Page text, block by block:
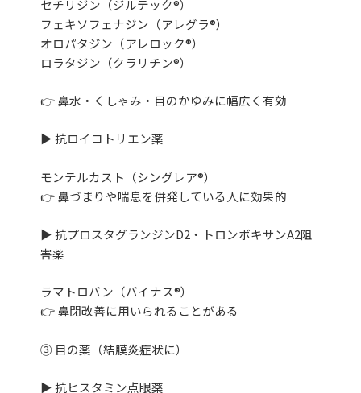
セチリジン（ジルテック®）
フェキソフェナジン（アレグラ®）
オロパタジン（アレロック®）
ロラタジン（クラリチン®）
👉 鼻水・くしゃみ・目のかゆみに幅広く有効
▶ 抗ロイコトリエン薬
モンテルカスト（シングレア®）
👉 鼻づまりや喘息を併発している人に効果的
▶ 抗プロスタグランジンD2・トロンボキサンA2阻
害薬
ラマトロバン（バイナス®）
👉 鼻閉改善に用いられることがある
③ 目の薬（結膜炎症状に）
▶ 抗ヒスタミン点眼薬